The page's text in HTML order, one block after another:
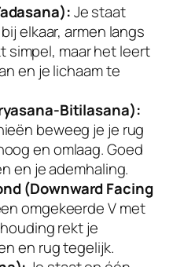
Je staat
elkaar, armen langs
simpel, maar het leert
en je lichaam te
Bitilasana):
beweeg je je rug
en omlaag. Goed
en je ademhaling.
(Downward Facing
omgekeerde V met
rekt je
en rug tegelijk.